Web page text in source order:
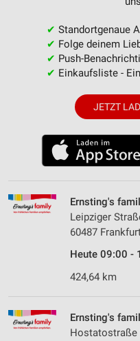
✔ Standortgenaue
✔ Folge deinem
✔ Push-
✔ Einkaufsliste -
JETZT
Ernsting's
Leipziger
60487
Heute 09:00 -
424,64 km
Ernsting's
Hostatostraße